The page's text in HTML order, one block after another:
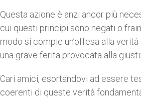
Questa azione è anzi ancor più
cui questi principi sono negati o
modo si compie un’offesa alla
una grave ferita provocata alla
Cari amici, esortandovi ad essere
coerenti di queste verità